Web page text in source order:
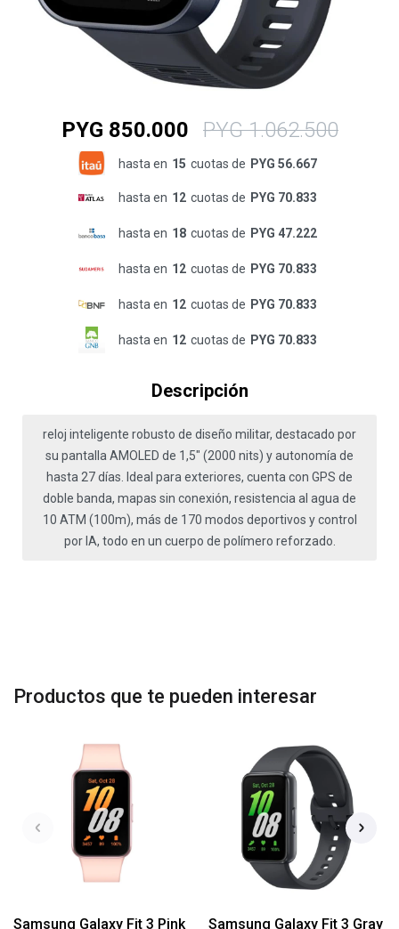
PYG 850.000 PYG 1.062.500
hasta en 15 cuotas de PYG 56.667
hasta en 12 cuotas de PYG 70.833
hasta en 18 cuotas de PYG 47.222
hasta en 12 cuotas de PYG 70.833
hasta en 12 cuotas de PYG 70.833
hasta en 12 cuotas de PYG 70.833
Descripción
reloj inteligente robusto de diseño militar, destacado por
su pantalla AMOLED de 1,5" (2000 nits) y autonomía de
hasta 27 días. Ideal para exteriores, cuenta con GPS de
doble banda, mapas sin conexión, resistencia al agua de
10 ATM (100m), más de 170 modos deportivos y control
por IA, todo en un cuerpo de polímero reforzado.
Productos que te pueden interesar
Samsung Galaxy Fit 3 Pink
Samsung Galaxy Fit 3 Gray